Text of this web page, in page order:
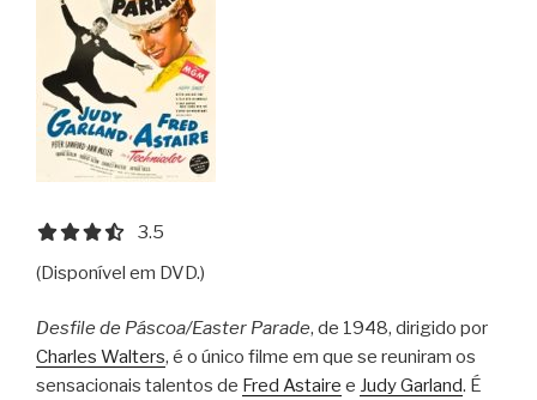
3.5 out of 5.0 stars
3.5
(Disponível em DVD.)
Desfile de Páscoa/Easter Parade, de 1948, dirigido por
Charles Walters, é o único filme em que se reuniram os
sensacionais talentos de Fred Astaire e Judy Garland. É